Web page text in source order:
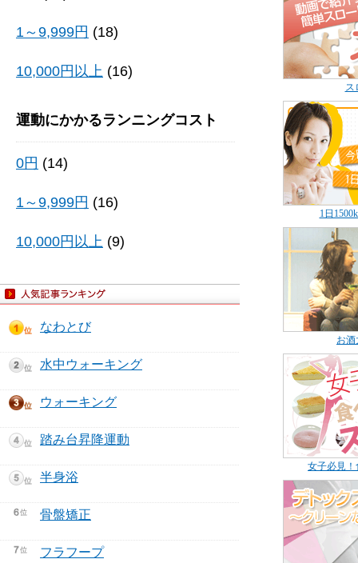
1～9,999円 (18)
10,000円以上 (16)
運動にかかるランニングコスト
0円 (14)
1～9,999円 (16)
10,000円以上 (9)
なわとび
水中ウォーキング
ウォーキング
踏み台昇降運動
半身浴
骨盤矯正
フラフープ
ス
1日
お
女子必見